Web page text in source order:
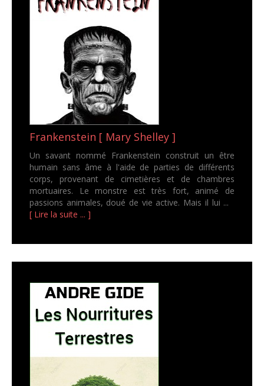
Frankenstein [ Mary Shelley ]
Un savant nommé Frankenstein construit un être
humain sans âme à l'aide de parties de différents
corps, provenant de cimetières et de chambres
mortuaires. Le monstre est très fort, animé de
passions animales, doué de vie active. Mais il lui ...
[ Lire la suite ... ]